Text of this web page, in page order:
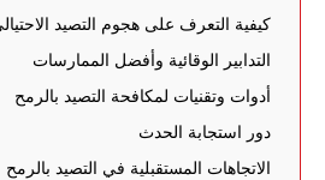
كيفية التعرف على هجوم التصيد
التدابير الوقائية وأفضل الممارسات
أدوات وتقنيات لمكافحة التصيد بالرمح
دور استجابة الحدث
الاتجاهات المستقبلية في التصيد بالرمح